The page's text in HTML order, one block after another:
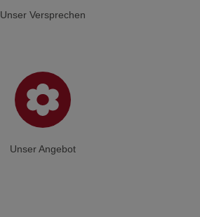
Unser Versprechen
Unser Angebot